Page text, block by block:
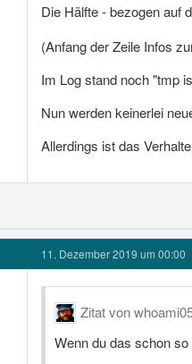
Die Hälfte - bezogen auf
(Anfang der Zeile Infos
Im Log stand noch "tmp
Nun werden keinerlei
Allerdings ist das
11. Dezember 2019 um 00:00
Zitat von
Wenn du das schon